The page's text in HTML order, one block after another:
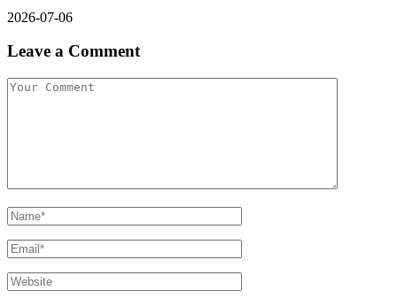
2026-07-06
Leave a Comment